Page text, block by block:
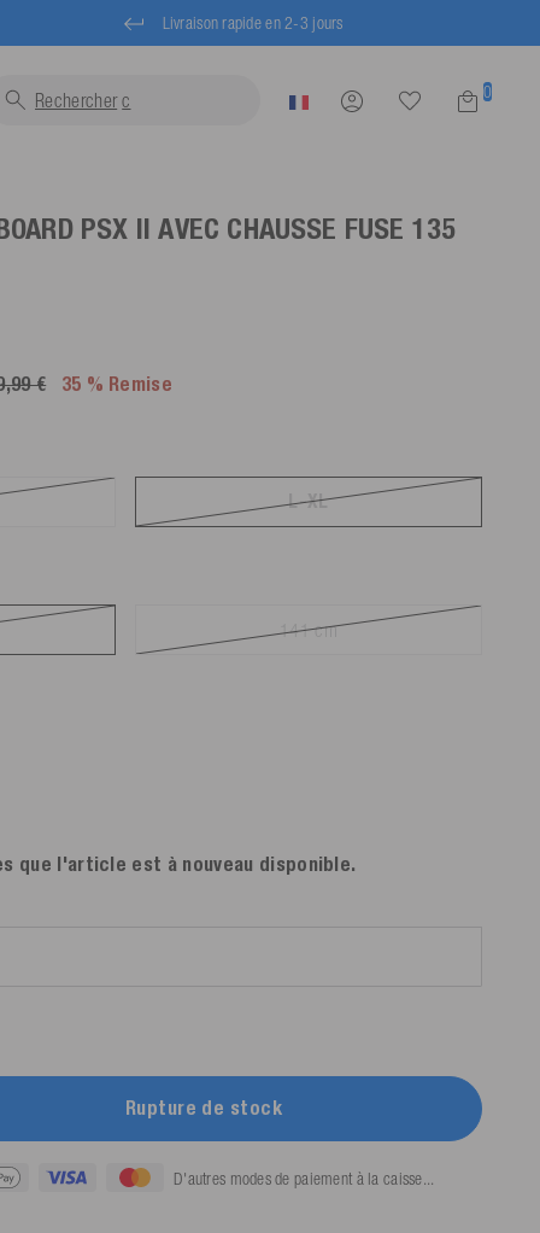
Livraison rapide en 2-3 jours
Rechercher gilets... 0
PSX II AVEC CHAUSSE FUSE 135
€ 35 % Remise
L-XL
141 cm
que l'article est à nouveau disponible.
Rupture de stock
D'autres modes de paiement à la caisse...